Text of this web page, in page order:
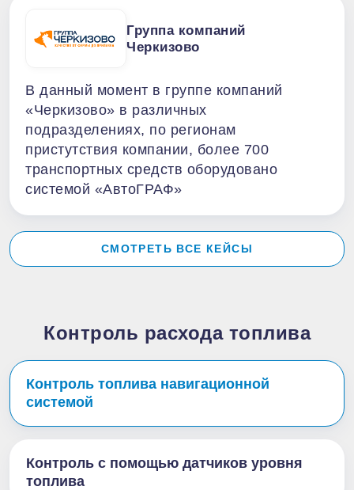
Группа компаний
Черкизово
В данный момент в группе компаний
«Черкизово» в различных
подразделениях, по регионам
пристутствия компании, более 700
транспортных средств оборудовано
системой «АвтоГРАФ»
СМОТРЕТЬ ВСЕ КЕЙСЫ
Контроль расхода топлива
Контроль топлива навигационной
системой
Контроль с помощью датчиков уровня
топлива